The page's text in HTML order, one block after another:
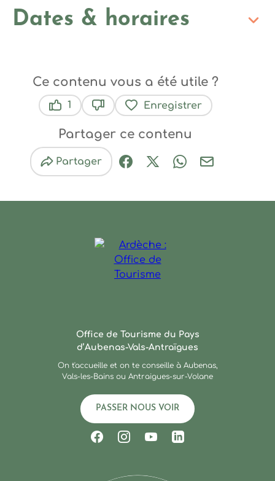
Dates & horaires
Ce contenu vous a été utile ?
1
Enregistrer
Partager ce contenu
Partager
Partager sur Facebook
Partager sur X / Twitter
Partager sur
Partager par
Office de Tourisme du Pays
d’Aubenas-Vals-Antraïgues
On t'accueille et on te conseille à Aubenas,
Vals-les-Bains ou Antraigues-sur-Volane
PASSER NOUS VOIR
Suivez-nous sur Facebook
Suivez-nous sur Instagram
Suivez-nous sur
Suivez-nous sur